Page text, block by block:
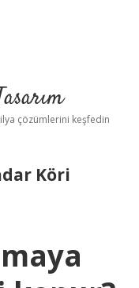
çözümlerini keşfedin
Köri